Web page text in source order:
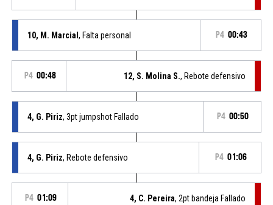
10, M. Marcial , Falta personal P4 00:43
P4 00:48 12, S. Molina S., Rebote defensivo
4, G. Piriz, 3pt jumpshot Fallado P4 00:50
4, G. Piriz, Rebote defensivo P4 01:06
P4 01:09 4, C. Pereira, 2pt bandeja Fallado